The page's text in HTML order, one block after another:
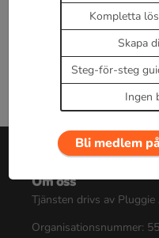
Kompletta
Skapa
Steg-för-steg
Ingen
Bli medlem
Om oss
Tjänsten drivs av Pluggie
Organisationsnummer: